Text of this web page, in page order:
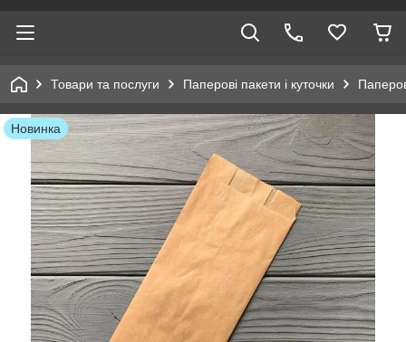
Товари та послуги Паперові пакети і куточки
Новинка